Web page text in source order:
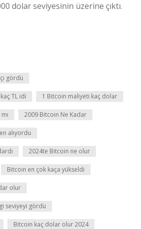
dolar seviyesinin üzerine çıktı.
gördü
TL idi 1 Bitcoin maliyeti kaç dolar
2009 Bitcoin Ne Kadar
alıyordu
2024te Bitcoin ne olur
Bitcoin en çok kaça yükseldi
olur
seviyeyi gördü
Bitcoin kaç dolar olur 2024